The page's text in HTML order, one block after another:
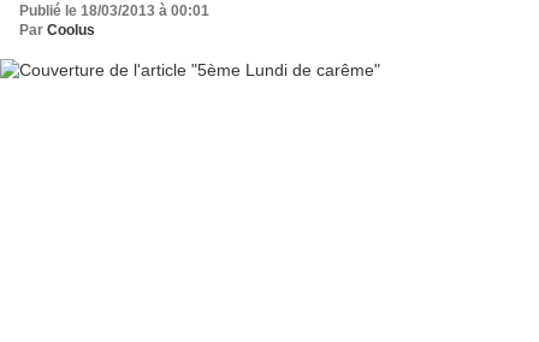
Publié le 18/03/2013 à 00:01
Par Coolus